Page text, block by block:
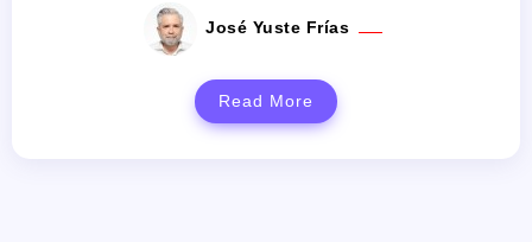
José Yuste Frías
Read More